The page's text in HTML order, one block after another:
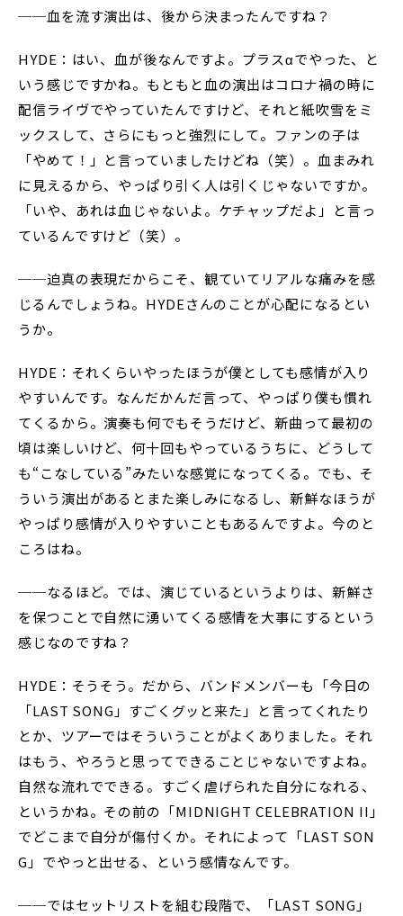
──血を流す演出は、後から決まったんですね？
HYDE：はい、血が後なんですよ。プラスαでやった、と
いう感じですかね。もともと血の演出はコロナ禍の時に
配信ライヴでやっていたんですけど、それと紙吹雪をミ
ックスして、さらにもっと強烈にして。ファンの子は
「やめて！」と言っていましたけどね（笑）。血まみれ
に見えるから、やっぱり引く人は引くじゃないですか。
「いや、あれは血じゃないよ。ケチャップだよ」と言っ
ているんですけど（笑）。
──迫真の表現だからこそ、観ていてリアルな痛みを感
じるんでしょうね。HYDEさんのことが心配になるとい
うか。
HYDE：それくらいやったほうが僕としても感情が入り
やすいんです。なんだかんだ言って、やっぱり僕も慣れ
てくるから。演奏も何でもそうだけど、新曲って最初の
頃は楽しいけど、何十回もやっているうちに、どうして
も“こなしている”みたいな感覚になってくる。でも、そ
ういう演出があるとまた楽しみになるし、新鮮なほうが
やっぱり感情が入りやすいこともあるんですよ。今のと
ころはね。
──なるほど。では、演じているというよりは、新鮮さ
を保つことで自然に湧いてくる感情を大事にするという
感じなのですね？
HYDE：そうそう。だから、バンドメンバーも「今日の
「LAST SONG」すごくグッと来た」と言ってくれたり
とか、ツアーではそういうことがよくありました。それ
はもう、やろうと思ってできることじゃないですよね。
自然な流れでできる。すごく虐げられた自分になれる、
というかね。その前の「MIDNIGHT CELEBRATION II」
でどこまで自分が傷付くか。それによって「LAST SON
G」でやっと出せる、という感情なんです。
──ではセットリストを組む段階で、「LAST SONG」